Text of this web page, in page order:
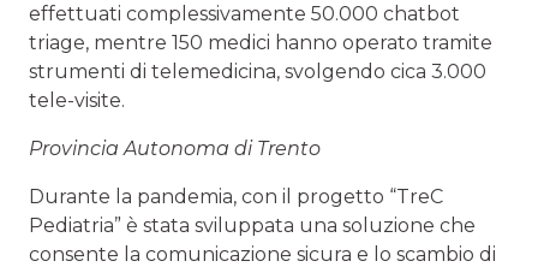
effettuati complessivamente 50.000 chatbot
triage, mentre 150 medici hanno operato tramite
strumenti di telemedicina, svolgendo cica 3.000
tele-visite.
Provincia Autonoma di Trento
Durante la pandemia, con il progetto “TreC
Pediatria” è stata sviluppata una soluzione che
consente la comunicazione sicura e lo scambio di